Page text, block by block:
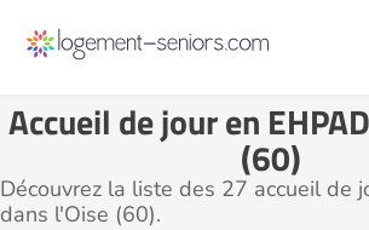
Accueil de jour en
(60)
Découvrez la liste des 27 accueil de
dans l'Oise (60).